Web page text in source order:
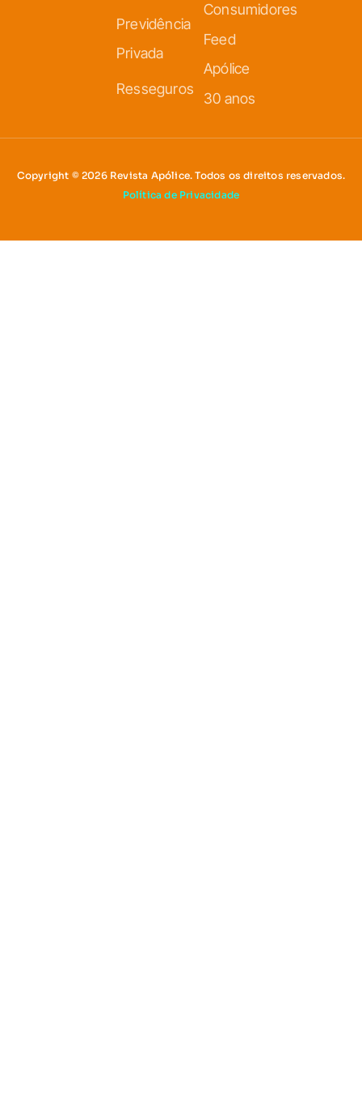
Previdência
Privada
Resseguros
Consumidores
Feed
Apólice
30 anos
Copyright © 2026 Revista Apólice. Todos os direitos reservados.
Política de Privacidade